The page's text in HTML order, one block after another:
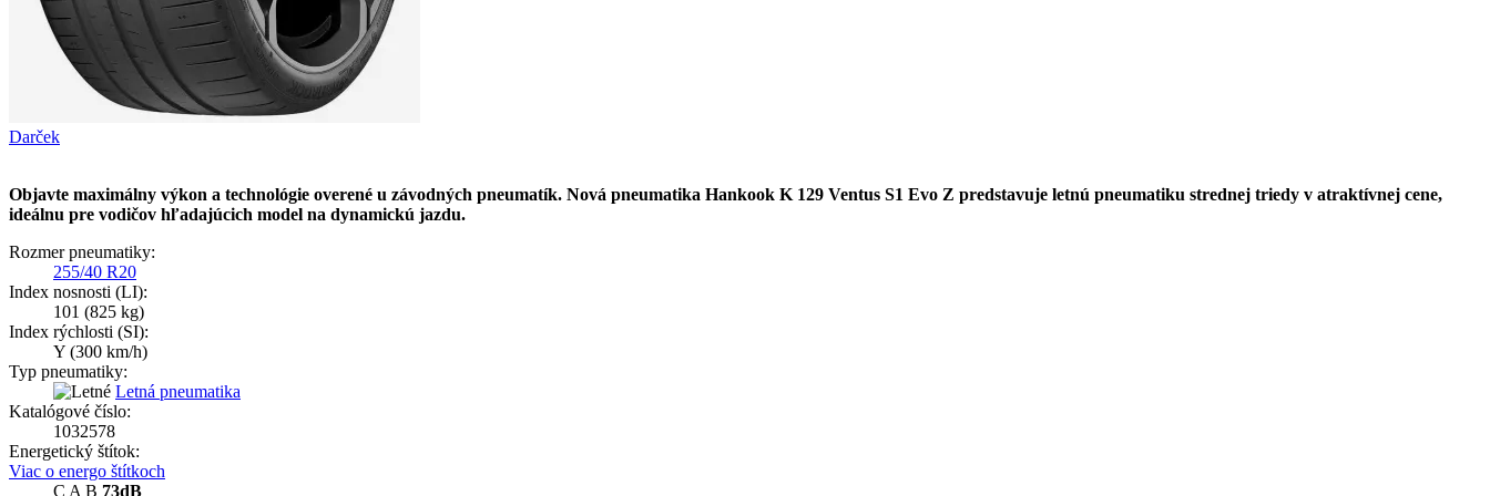
Darček
Objavte maximálny výkon a technológie overené u závodných pneumatík. Nová pneumatika Hankook K 129 Ventus S1 Evo Z predstavuje letnú pneumatiku strednej triedy v atraktívnej cene,
ideálnu pre vodičov hľadajúcich model na dynamickú jazdu.
Rozmer pneumatiky:
255/40 R20
Index nosnosti (LI):
101 (825 kg)
Index rýchlosti (SI):
Y (300 km/h)
Typ pneumatiky:
Letná pneumatika
Katalógové číslo:
1032578
Energetický štítok:
Viac o energo štítkoch
C A B 73dB